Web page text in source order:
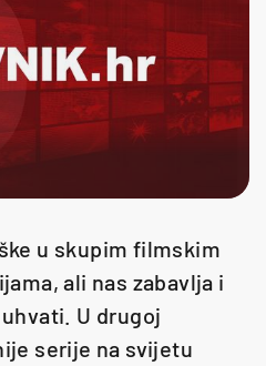
u skupim filmskim
ali nas zabavlja i
U drugoj
serije na svijetu